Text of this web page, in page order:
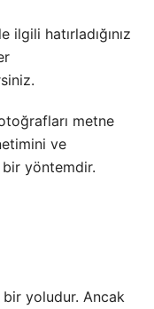
ilgili hatırladığınız
metne
ve
bir yöntemdir.
bir yoludur. Ancak